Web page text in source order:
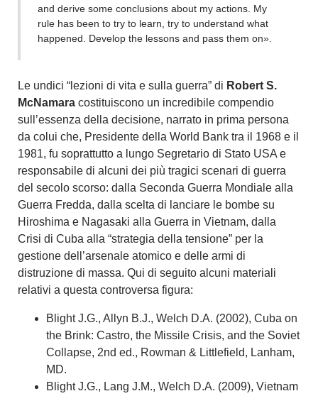
and derive some conclusions about my actions. My
rule has been to try to learn, try to understand what
happened. Develop the lessons and pass them on».
Le undici “lezioni di vita e sulla guerra” di Robert S.
McNamaracostituiscono un incredibile compendio
sull’essenza della decisione, narrato in prima persona
da colui che, Presidente della World Bank tra il 1968 e il
1981, fu soprattutto a lungo Segretario di Stato USA e
responsabile di alcuni dei più tragici scenari di guerra
del secolo scorso: dalla Seconda Guerra Mondiale alla
Guerra Fredda, dalla scelta di lanciare le bombe su
Hiroshima e Nagasaki alla Guerra in Vietnam, dalla
Crisi di Cuba alla “strategia della tensione” per la
gestione dell’arsenale atomico e delle armi di
distruzione di massa. Qui di seguito alcuni materiali
relativi a questa controversa figura:
Blight J.G., Allyn B.J., Welch D.A. (2002), Cuba on
the Brink: Castro, the Missile Crisis, and the Soviet
Collapse, 2nd ed., Rowman & Littlefield, Lanham,
MD.
Blight J.G., Lang J.M., Welch D.A. (2009), Vietnam